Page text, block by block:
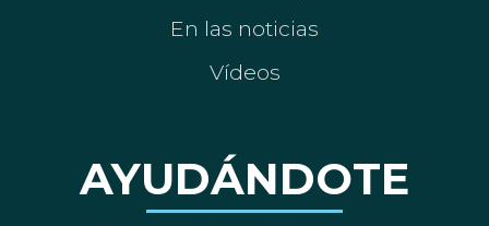
En las noticias
Vídeos
AYUDÁNDOTE